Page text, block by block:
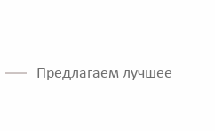
Предлагаем лучшее